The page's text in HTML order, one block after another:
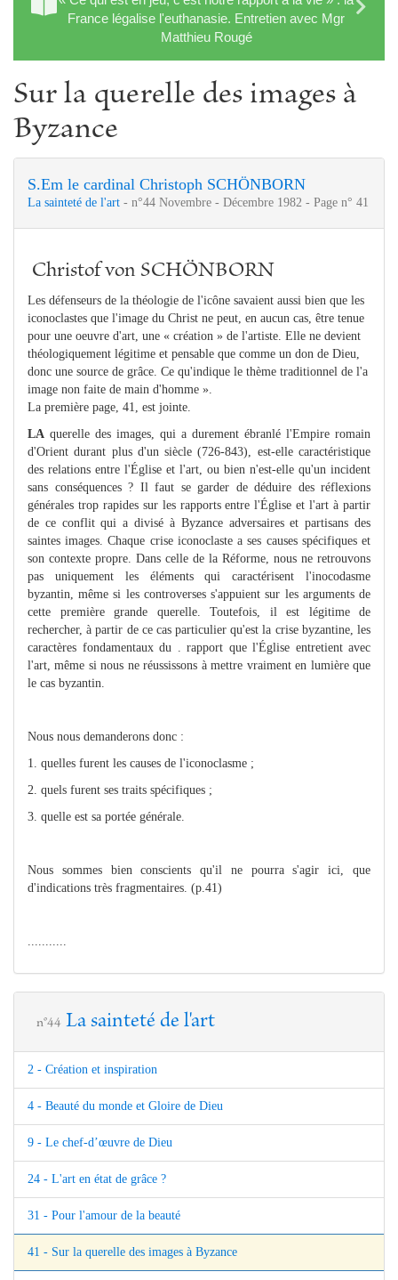
France légalise l'euthanasie. Entretien avec Mgr
Matthieu Rougé
Sur la querelle des images à
Byzance
S.Em le cardinal Christoph SCHÖNBORN
La sainteté de l'art - n°44 Novembre - Décembre 1982 - Page n° 41
Christof von SCHÖNBORN
Les défenseurs de la théologie de l'icône savaient aussi bien que les
iconoclastes que l'image du Christ ne peut, en aucun cas, être tenue
pour une oeuvre d'art, une « création » de l'artiste. Elle ne devient
théologiquement légitime et pensable que comme un don de Dieu,
donc une source de grâce. Ce qu'indique le thème traditionnel de l'a
image non faite de main d'homme ».
La première page, 41, est jointe.
LA querelle des images, qui a durement ébranlé l'Empire romain
d'Orient durant plus d'un siècle (726-843), est-elle caractéristique
des relations entre l'Église et l'art, ou bien n'est-elle qu'un incident
sans conséquences ? Il faut se garder de déduire des réflexions
générales trop rapides sur les rapports entre l'Église et l'art à partir
de ce conflit qui a divisé à Byzance adversaires et partisans des
saintes images. Chaque crise iconoclaste a ses causes spécifiques et
son contexte propre. Dans celle de la Réforme, nous ne retrouvons
pas uniquement les éléments qui caractérisent l'inocodasme
byzantin, même si les controverses s'appuient sur les arguments de
cette première grande querelle. Toutefois, il est légitime de
rechercher, à partir de ce cas particulier qu'est la crise byzantine, les
caractères fondamentaux du . rapport que l'Église entretient avec
l'art, même si nous ne réussissons à mettre vraiment en lumière que
le cas byzantin.
Nous nous demanderons donc :
1. quelles furent les causes de l'iconoclasme ;
2. quels furent ses traits spécifiques ;
3. quelle est sa portée générale.
Nous sommes bien conscients qu'il ne pourra s'agir ici, que
d'indications très fragmentaires. (p.41)
n°44 La sainteté de l'art
2 - Création et inspiration
4 - Beauté du monde et Gloire de Dieu
9 - Le chef-d’œuvre de Dieu
24 - L'art en état de grâce ?
31 - Pour l'amour de la beauté
41 - Sur la querelle des images à Byzance